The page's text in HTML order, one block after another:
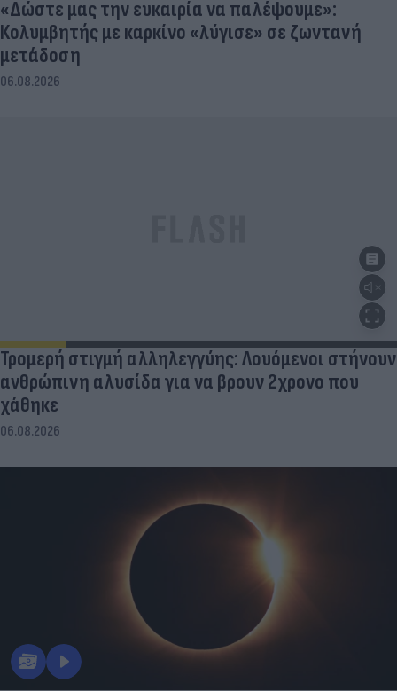
«Δώστε μας την ευκαιρία να παλέψουμε»:
Κολυμβητής με καρκίνο «λύγισε» σε ζωντανή
μετάδοση
06.08.2026
Τρομερή στιγμή αλληλεγγύης: Λουόμενοι στήνουν
ανθρώπινη αλυσίδα για να βρουν 2χρονο που
χάθηκε
06.08.2026